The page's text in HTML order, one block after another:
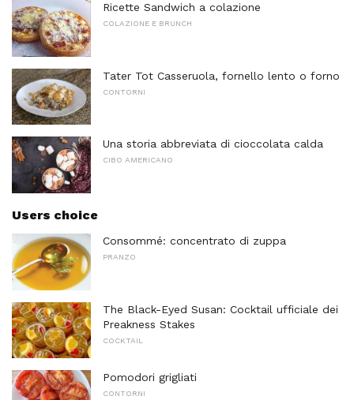
Ricette Sandwich a colazione
COLAZIONE E BRUNCH
Tater Tot Casseruola, fornello lento o forno
CONTORNI
Una storia abbreviata di cioccolata calda
CIBO AMERICANO
Users choice
Consommé: concentrato di zuppa
PRANZO
The Black-Eyed Susan: Cocktail ufficiale dei
Preakness Stakes
COCKTAIL
Pomodori grigliati
CONTORNI